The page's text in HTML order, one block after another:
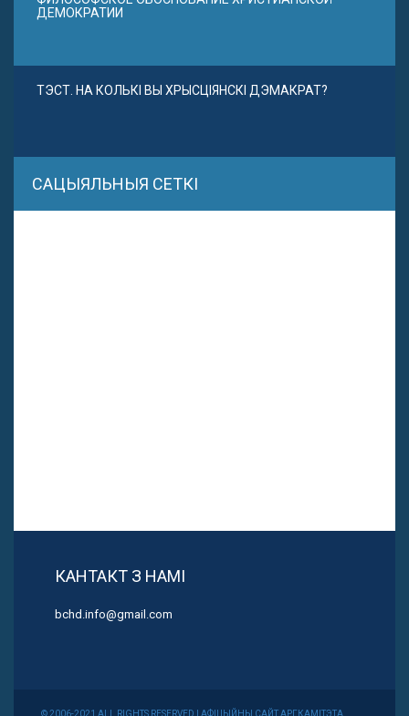
ДЕМОКРАТИИ
ТЭСТ. НА КОЛЬКІ ВЫ ХРЫСЦІЯНСКІ ДЭМАКРАТ?
САЦЫЯЛЬНЫЯ СЕТКІ
КАНТАКТ З НАМІ
bchd.info@gmail.com
© 2006-2021 ALL RIGHTS RESERVED | АФІЦЫЙНЫ САЙТ АРГКАМІТЭТА